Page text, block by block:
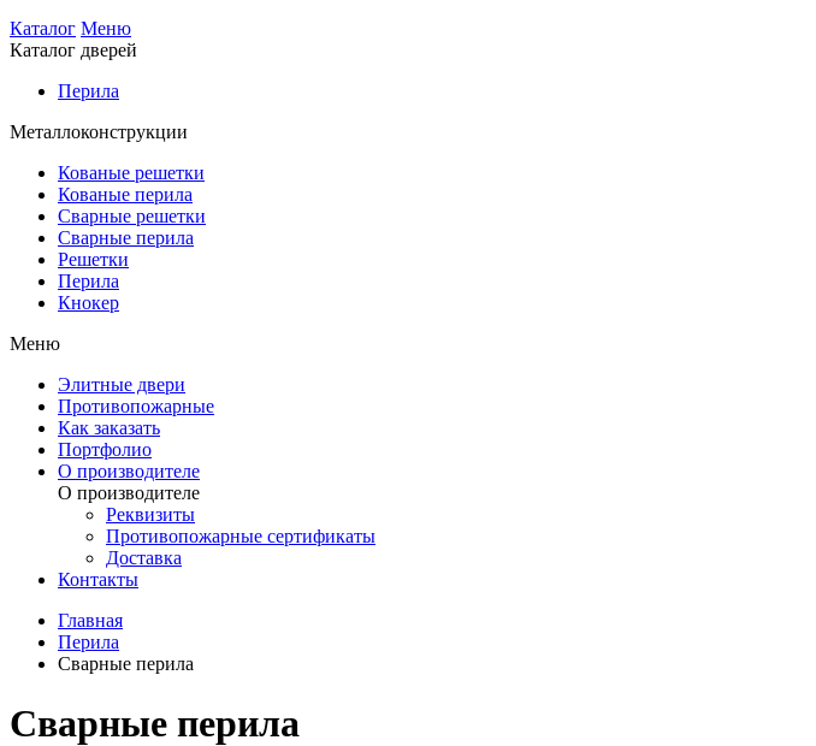
Каталог Меню
Каталог дверей
Перила
Металлоконструкции
Кованые решетки
Кованые перила
Сварные решетки
Сварные перила
Решетки
Перила
Кнокер
Меню
Элитные двери
Противопожарные
Как заказать
Портфолио
О производителе
О производителе
Реквизиты
Противопожарные сертификаты
Доставка
Контакты
Главная
Перила
Сварные перила
Сварные перила